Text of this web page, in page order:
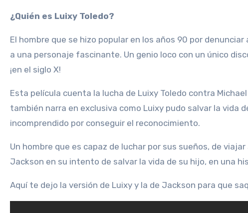
¿Quién es Luixy Toledo?
El hombre que se hizo popular en los años 90 por
a una personaje fascinante. Un genio loco con un único
¡en el siglo X!
Esta película cuenta la lucha de Luixy Toledo contra
también narra en exclusiva como Luixy pudo salvar la vida
incomprendido por conseguir el reconocimiento.
Un hombre que es capaz de luchar por sus sueños, de
Jackson en su intento de salvar la vida de su hijo, en una
Aquí te dejo la versión de Luixy y la de Jackson para que